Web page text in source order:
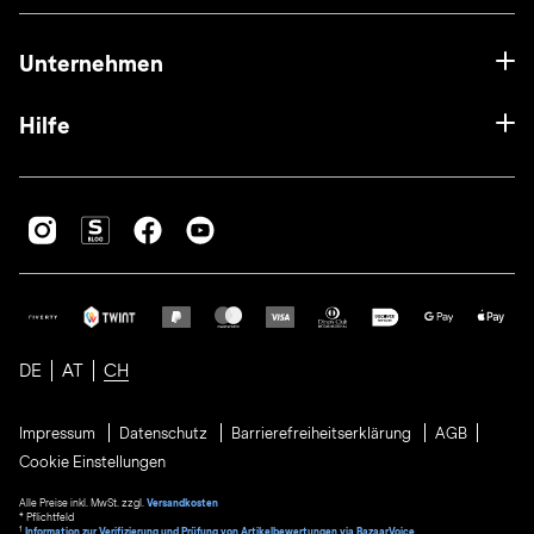
Unternehmen
Hilfe
DE AT CH
Impressum Datenschutz Barrierefreiheitserklärung
AGB
Cookie Einstellungen
Alle Preise inkl. MwSt. zzgl. Versandkosten
* Pflichtfeld
1 Information zur Verifizierung und Prüfung von Artikelbewertungen via BazaarVoice